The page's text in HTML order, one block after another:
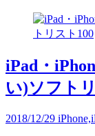
iPad・
い)ソフト
2018/12/29